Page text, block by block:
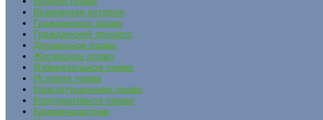
Всемирная история
Гражданское право
Гражданский процесс
Договорное право
Жилищное право
Избирательное право
История права
Конституционное право
Корпоративное право
Криминалистика